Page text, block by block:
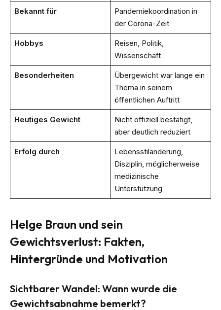
Bekannt für
Pandemiekoordination in
der Corona-Zeit
Hobbys
Reisen, Politik,
Wissenschaft
Besonderheiten
Übergewicht war lange ein
Thema in seinem
öffentlichen Auftritt
Heutiges Gewicht
Nicht offiziell bestätigt,
aber deutlich reduziert
Erfolg durch
Lebensstiländerung,
Disziplin, möglicherweise
medizinische
Unterstützung
Helge Braun und sein
Gewichtsverlust: Fakten,
Hintergründe und Motivation
Sichtbarer Wandel: Wann wurde die
Gewichtsabnahme bemerkt?